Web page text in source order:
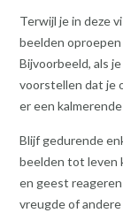
Terwijl je in deze
beelden
Bijvoorbeeld, als
voorstellen dat je
er een
Blijf gedurende
beelden tot leven
en geest
vreugde of